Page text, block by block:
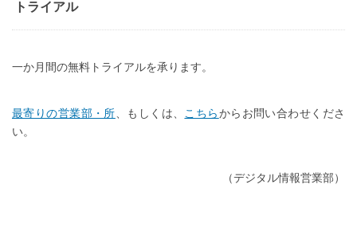
トライアル
一か月間の無料トライアルを承ります。
最寄りの営業部・所 、もしくは、 こちらからお問い合わせくださ
い。
（デジタル情報営業部）